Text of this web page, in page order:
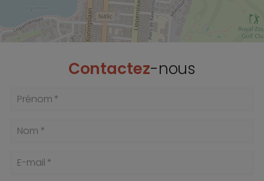
Contactez-nous
Prénom *
Nom *
E-mail *